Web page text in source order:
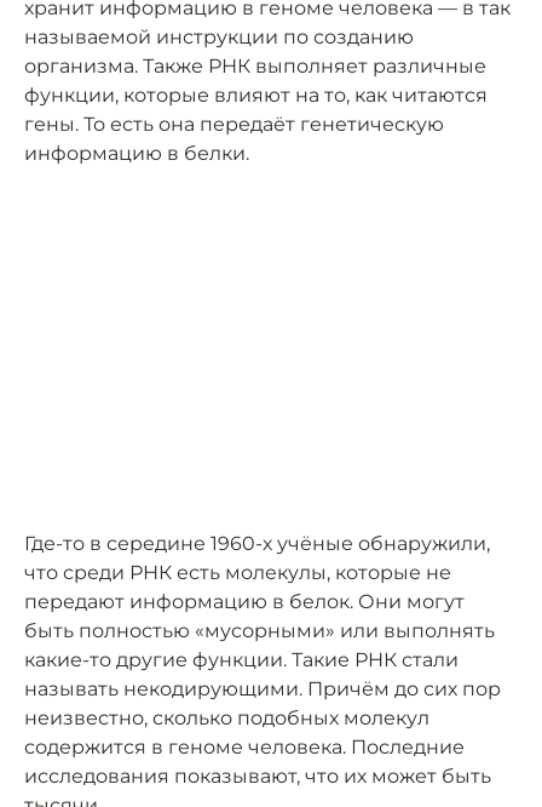
хранит информацию в геноме человека — в так
называемой инструкции по созданию
организма. Также РНК выполняет различные
функции, которые влияют на то, как читаются
гены. То есть она передаёт генетическую
информацию в белки.
Где-то в середине 1960-х учёные обнаружили,
что среди РНК есть молекулы, которые не
передают информацию в белок. Они могут
быть полностью «мусорными» или выполнять
какие-то другие функции. Такие РНК стали
называть некодирующими. Причём до сих пор
неизвестно, сколько подобных молекул
содержится в геноме человека. Последние
исследования показывают, что их может быть